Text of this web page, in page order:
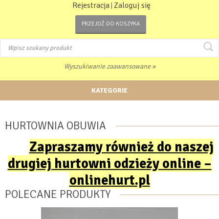
Rejestracja Zaloguj się
PRZEJDŹ DO KOSZYKA
Wyszukiwanie zaawansowane »
KATEGORIE
HURTOWNIA OBUWIA
Zapraszamy również do naszej
drugiej hurtowni odzieży online –
onlinehurt.pl
POLECANE PRODUKTY